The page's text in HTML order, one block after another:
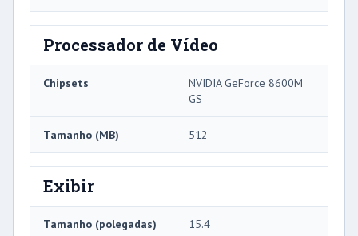
Processador de Vídeo
Chipsets
NVIDIA GeForce 8600M
GS
Tamanho (MB) 512
Exibir
Tamanho (polegadas) 15.4